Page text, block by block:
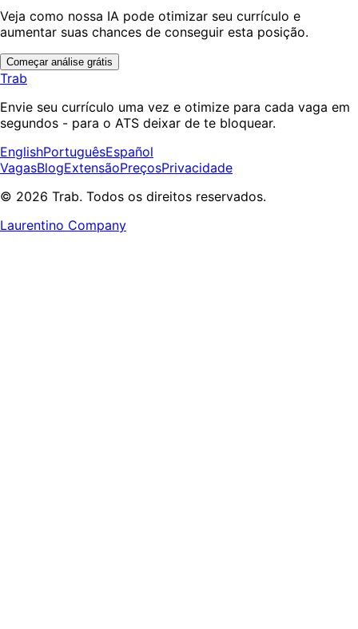
Veja como nossa IA pode otimizar seu currículo e
aumentar suas chances de conseguir esta posição.
Começar análise grátis
Trab
Envie seu currículo uma vez e otimize para cada vaga em
segundos - para o ATS deixar de te bloquear.
EnglishPortuguêsEspañol
VagasBlogExtensãoPreçosPrivacidade
© 2026 Trab. Todos os direitos reservados.
Laurentino Company